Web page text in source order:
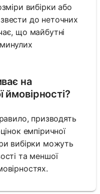
вибірки або
до неточних
що майбутні
на
ймовірності?
призводять
емпіричної
вибірки можуть
та меншої